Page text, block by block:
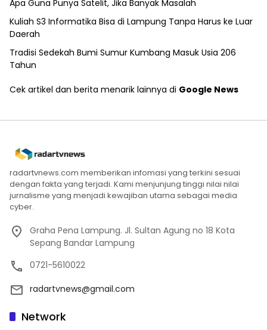
Apa Guna Punya Satelit, Jika Banyak Masalah
Kuliah S3 Informatika Bisa di Lampung Tanpa Harus ke Luar
Daerah
Tradisi Sedekah Bumi Sumur Kumbang Masuk Usia 206
Tahun
Cek artikel dan berita menarik lainnya di Google News
radartvnews.com memberikan infomasi yang terkini sesuai
dengan fakta yang terjadi. Kami menjunjung tinggi nilai nilai
jurnalisme yang menjadi kewajiban utama sebagai media
cyber.
Graha Pena Lampung. Jl. Sultan Agung no 18 Kota
Sepang Bandar Lampung
0721-5610022
radartvnews@gmail.com
Network